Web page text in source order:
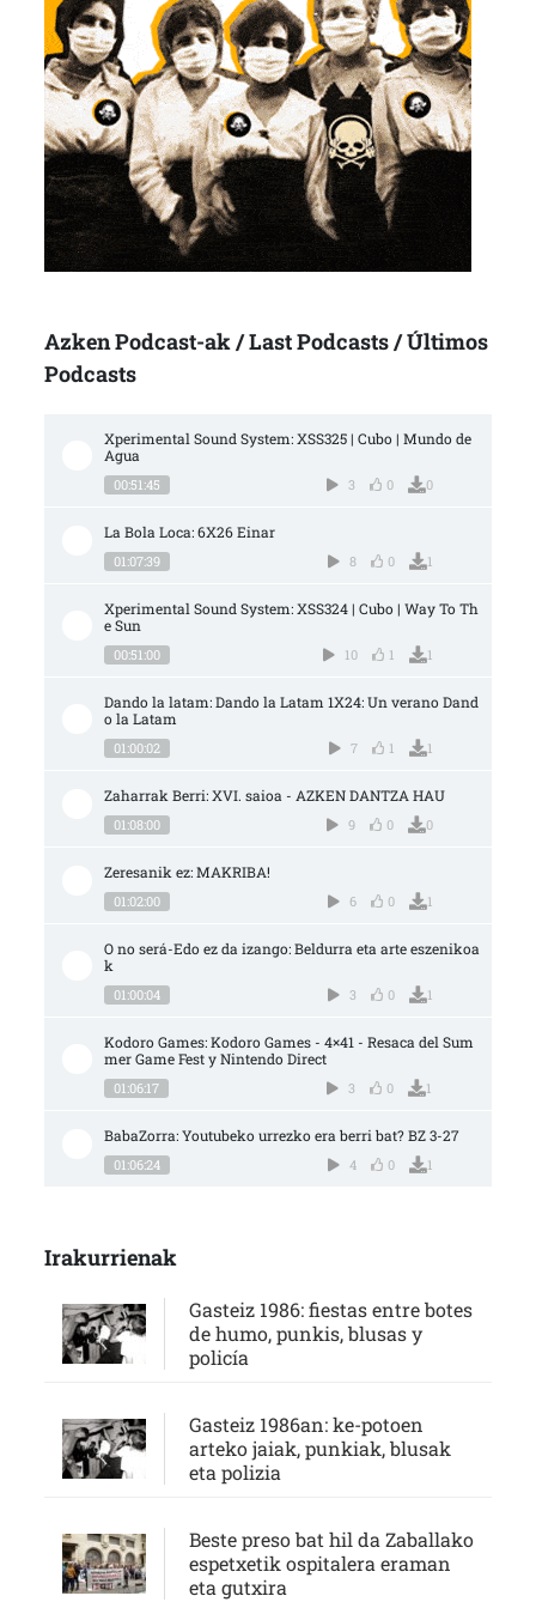
Azken Podcast-ak / Last Podcasts / Últimos
Podcasts
Xperimental Sound System: XSS325 | Cubo | Mundo de
Agua
00:51:45 3 0 0
La Bola Loca: 6X26 Einar
01:07:39 8 0 1
Xperimental Sound System: XSS324 | Cubo | Way To Th
e Sun
00:51:00 10 1 1
Dando la latam: Dando la Latam 1X24: Un verano Dand
o la Latam
01:00:02 7 1 1
Zaharrak Berri: XVI. saioa - AZKEN DANTZA HAU
01:08:00 9 0 0
Zeresanik ez: MAKRIBA!
01:02:00 6 0 1
O no será-Edo ez da izango: Beldurra eta arte eszenikoa
k
01:00:04 3 0 1
Kodoro Games: Kodoro Games - 4×41 - Resaca del Sum
mer Game Fest y Nintendo Direct
01:06:17 3 0 1
BabaZorra: Youtubeko urrezko era berri bat? BZ 3-27
01:06:24 4 0 1
Irakurrienak
Gasteiz 1986: fiestas entre botes
de humo, punkis, blusas y
policía
Gasteiz 1986an: ke-potoen
arteko jaiak, punkiak, blusak
eta polizia
Beste preso bat hil da Zaballako
espetxetik ospitalera eraman
eta gutxira